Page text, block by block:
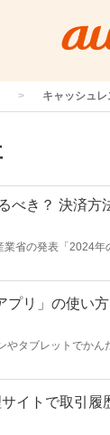
キャッシュレ
べき？ 決済方
省の発表「2024
プリ」の使い
タブレットでか
方を解説します
イトで取引履